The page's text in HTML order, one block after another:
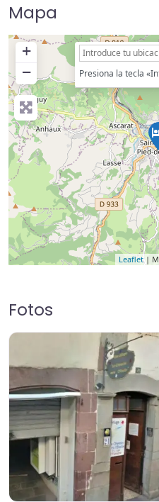
Mapa
+
−
Presiona la tecla
Leaflet|
Fotos